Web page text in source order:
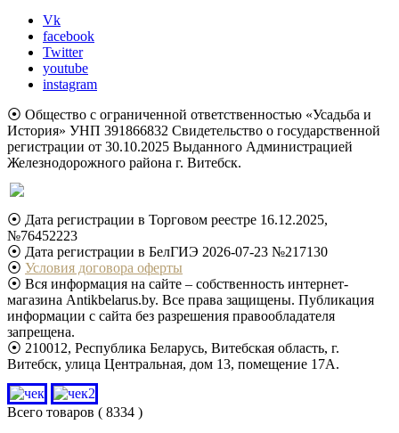
Vk
facebook
Twitter
youtube
instagram
⦿ Общество с ограниченной ответственностью «Усадьба и
История» УНП 391866832 Свидетельство о государственной
регистрации от 30.10.2025 Выданного Администрацией
Железнодорожного района г. Витебск.
⦿ Дата регистрации в Торговом реестре 16.12.2025,
№76452223
⦿ Дата регистрации в БелГИЭ 2026-07-23 №217130
⦿ Условия договора оферты
⦿ Вся информация на сайте – собственность интернет-
магазина Antikbelarus.by. Все права защищены. Публикация
информации с сайта без разрешения правообладателя
запрещена.
⦿ 210012, Республика Беларусь, Витебская область, г.
Витебск, улица Центральная, дом 13, помещение 17А.
Всего товаров ( 8334 )